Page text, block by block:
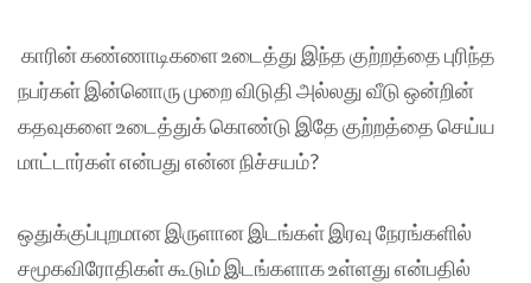
காரின் கண்ணாடிகளை உடைத்து இந்த குற்றத்தை புரிந்த
நபர்கள் இன்னொரு முறை விடுதி அல்லது வீடு ஒன்றின்
கதவுகளை உடைத்துக் கொண்டு இதே குற்றத்தை செய்ய
மாட்டார்கள் என்பது என்ன நிச்சயம்?
ஒதுக்குப்புறமான இருளான இடங்கள் இரவு நேரங்களில்
சமூகவிரோதிகள் கூடும் இடங்களாக உள்ளது என்பதில்